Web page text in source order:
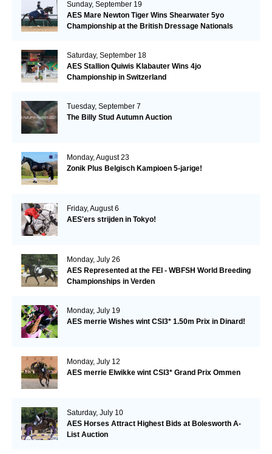
Sunday, September 19
AES Mare Newton Tiger Wins Shearwater 5yo
Championship at the British Dressage Nationals
Saturday, September 18
AES Stallion Quiwis Klabauter Wins 4jo
Championship in Switzerland
Tuesday, September 7
The Billy Stud Autumn Auction
Monday, August 23
Zonik Plus Belgisch Kampioen 5-jarige!
Friday, August 6
AES'ers strijden in Tokyo!
Monday, July 26
AES Represented at the FEI - WBFSH World Breeding
Championships in Verden
Monday, July 19
AES merrie Wishes wint CSI3* 1.50m Prix in Dinard!
Monday, July 12
AES merrie Elwikke wint CSI3* Grand Prix Ommen
Saturday, July 10
AES Horses Attract Highest Bids at Bolesworth A-
List Auction